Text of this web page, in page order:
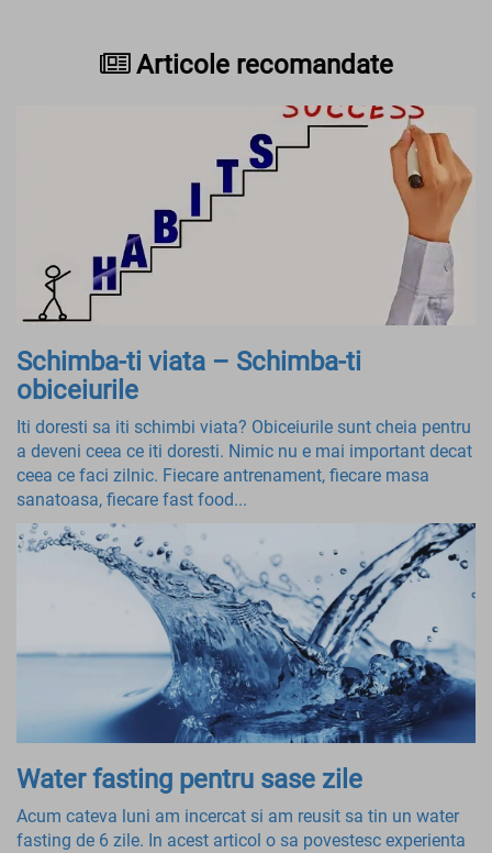
Articole recomandate
Schimba-ti viata – Schimba-ti
obiceiurile
Iti doresti sa iti schimbi viata? Obiceiurile sunt cheia pentru
a deveni ceea ce iti doresti. Nimic nu e mai important decat
ceea ce faci zilnic. Fiecare antrenament, fiecare masa
sanatoasa, fiecare fast food...
Water fasting pentru sase zile
Acum cateva luni am incercat si am reusit sa tin un water
fasting de 6 zile. In acest articol o sa povestesc experienta